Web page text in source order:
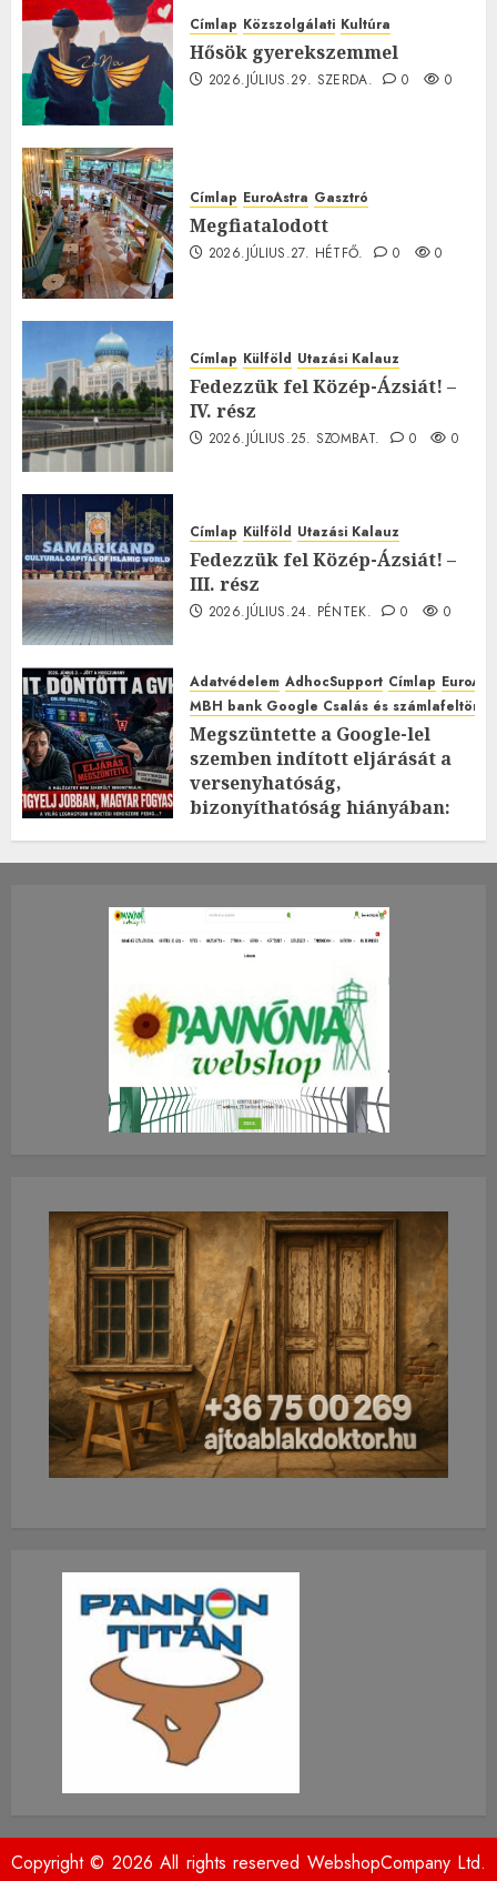
Címlap Közszolgálati Kultúra
Hősök gyerekszemmel
2026.JÚLIUS.29. SZERDA. 0 0
Címlap EuroAstra Gasztró
Megfiatalodott
2026.JÚLIUS.27. HÉTFŐ. 0 0
Címlap Külföld Utazási Kalauz
Fedezzük fel Közép-Ázsiát! –
IV. rész
2026.JÚLIUS.25. SZOMBAT. 0 0
Címlap Külföld Utazási Kalauz
Fedezzük fel Közép-Ázsiát! –
III. rész
2026.JÚLIUS.24. PÉNTEK. 0 0
Adatvédelem AdhocSupport Címlap
MBH bank Google Csalás és
Megszüntette a Google-lel
szemben indított eljárását a
versenyhatóság,
bizonyíthatóság hiányában:
2026.JÚLIUS.23. CSÜTÖRTÖK.
0
Copyright © 2026 All rights reserved WebshopCompany Ltd.